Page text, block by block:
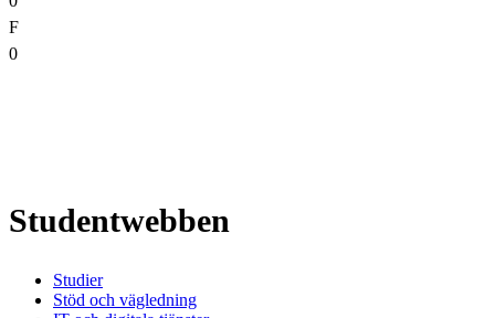
F
0
Studentwebben
Studier
Stöd och vägledning